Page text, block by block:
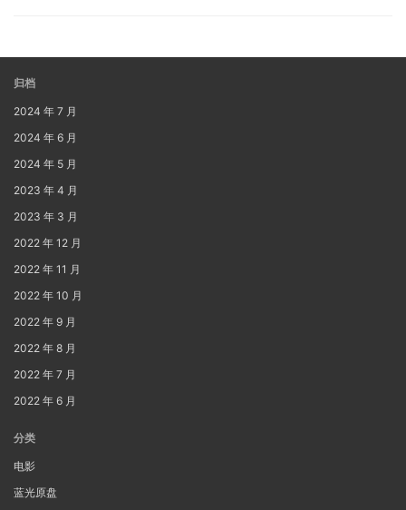
归档
2024 年 7 月
2024 年 6 月
2024 年 5 月
2023 年 4 月
2023 年 3 月
2022 年 12 月
2022 年 11 月
2022 年 10 月
2022 年 9 月
2022 年 8 月
2022 年 7 月
2022 年 6 月
分类
电影
蓝光原盘